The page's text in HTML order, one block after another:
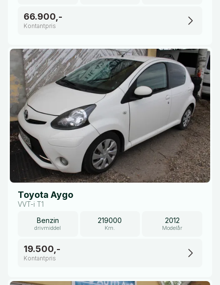
66.900,-
Kontantpris
Toyota Aygo
VVT-i T1
Benzin
drivmiddel
219000
Km.
2012
Modelår
19.500,-
Kontantpris